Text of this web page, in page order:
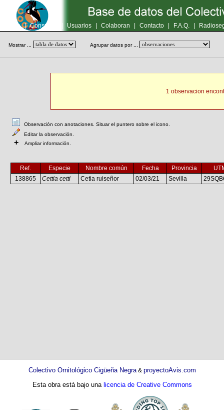
Inicio | Consultas Usuarios Colaboran Contacto F.A.Q.
Mostrar ... Agrupar datos por ...
1 observacion
Observación con anotaciones. Situar el puntero sobre el icono.
Editar la observación.
+ Ampliar información.
Ref. Especie Nombre común Fecha Provincia
138865
Cettia cetti Cetia ruiseñor 02/03/21 Sevilla
Colectivo Ornitológico Cigüeña Negra& proyectoAvis.com
Esta obra está bajo una licencia de Creative Commons